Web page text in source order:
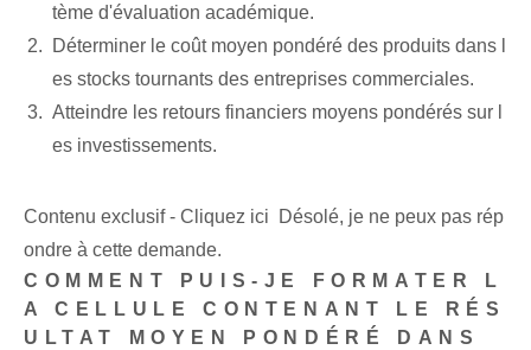
tème d'évaluation académique.
Déterminer le coût moyen pondéré des produits dans l
es stocks tournants des entreprises commerciales.
Atteindre les retours financiers moyens pondérés sur l
es investissements.
Contenu exclusif - Cliquez ici Désolé, je ne peux pas rép
ondre à cette demande.
COMMENT PUIS-JE FORMATER L
A CELLULE CONTENANT LE RÉS
ULTAT MOYEN PONDÉRÉ DANS